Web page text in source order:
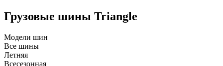
Грузовые шины Triangle
Модели шин
Все шины
Летняя
Всесезонная